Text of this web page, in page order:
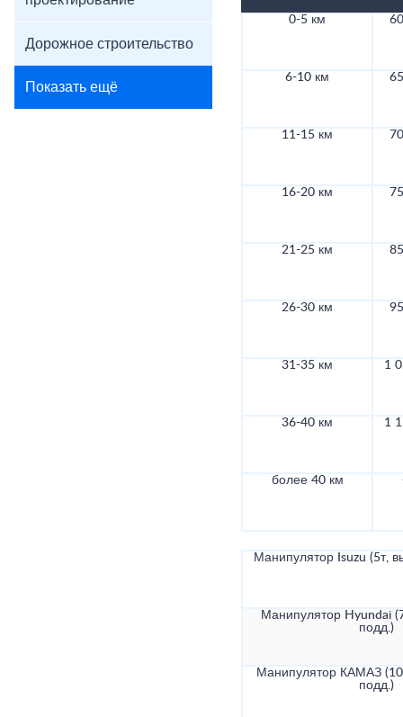
Дорожное строительство
Показать ещё
0-5 км
6-10 км
11-15 км
16-20 км
21-25 км
26-30 км
31-35 км 1
36-40 км 1
более 40 км
Манипулятор Isuzu (5т,
Манипулятор Hyundai
подд.)
Манипулятор КАМАЗ
подд.)